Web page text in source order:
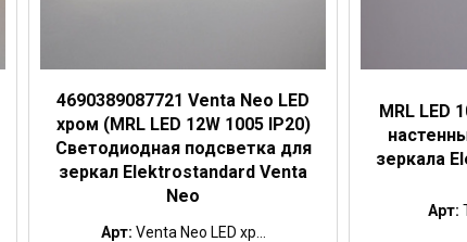
4690389087721 Venta Neo LED
хром (MRL LED 12W 1005 IP20)
Светодиодная подсветка для
зеркал Elektrostandard Venta
Neo
Арт: Venta Neo LED хр...
MRL LED
зеркала
Арт: